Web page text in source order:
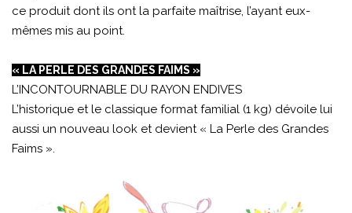
ce produit dont ils ont la parfaite maîtrise, l’ayant eux-
mêmes mis au point.
« LA PERLE DES GRANDES FAIMS »
L’INCONTOURNABLE DU RAYON ENDIVES
L’historique et le classique format familial (1 kg) dévoile lui
aussi un nouveau look et devient « La Perle des Grandes
Faims ».